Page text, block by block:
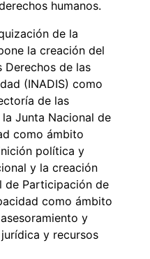
humanos.
de la
la creación del
Derechos de las
(INADIS) como
de las
Junta Nacional de
como ámbito
política y
y la creación
de Participación de
como ámbito
y
y recursos